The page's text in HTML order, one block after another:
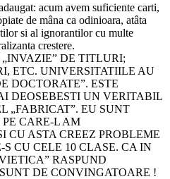
acum avem suficiente carti,
de mâna ca odinioara, atâta
si al ignorantilor cu multe
crestere.
DE TITLURI;
ETC. UNIVERSITATIILE AU
DOCTORATE”. ESTE
DEOSEBESTI UN VERITABIL
„FABRICAT”. EU SUNT
CARE-L AM
CU ASTA CREEZ PROBLEME
CU CELE 10 CLASE. CA IN
RASPUND
DE CONVINGATOARE !